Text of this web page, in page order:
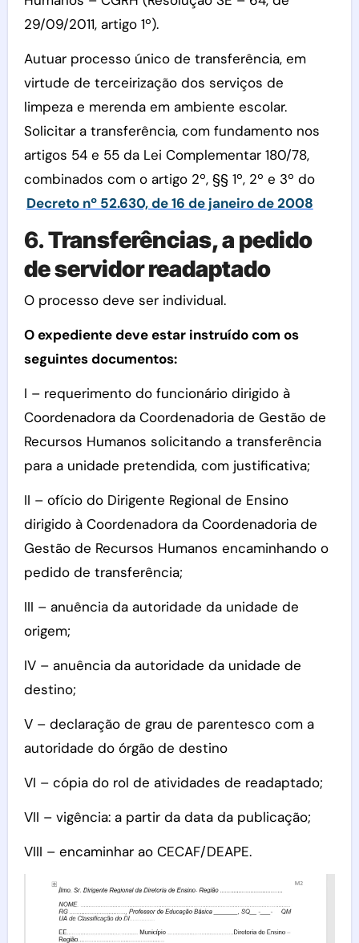
29/09/2011, artigo 1º).
Autuar processo único de transferência, em
virtude de terceirização dos serviços de
limpeza e merenda em ambiente escolar.
Solicitar a transferência, com fundamento nos
artigos 54 e 55 da Lei Complementar 180/78,
combinados com o artigo 2º, §§ 1º, 2º e 3º do
Decreto nº 52.630, de 16 de janeiro de 2008
6.Transferências, a pedido
de servidor readaptado
O processo deve ser individual.
O expediente deve estar instruído com os
seguintes documentos:
I – requerimento do funcionário dirigido à
Coordenadora da Coordenadoria de Gestão de
Recursos Humanos solicitando a transferência
para a unidade pretendida, com justificativa;
II – ofício do Dirigente Regional de Ensino
dirigido à Coordenadora da Coordenadoria de
Gestão de Recursos Humanos encaminhando o
pedido de transferência;
III – anuência da autoridade da unidade de
origem;
IV – anuência da autoridade da unidade de
destino;
V – declaração de grau de parentesco com a
autoridade do órgão de destino
VI – cópia do rol de atividades de readaptado;
VII – vigência: a partir da data da publicação;
VIII – encaminhar ao CECAF/DEAPE.